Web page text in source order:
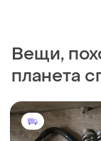
Вещи,
планета